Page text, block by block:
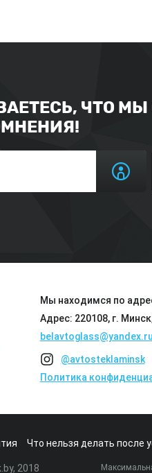
ЧТО
Мы находимся по
Адрес: 220108, г.
belavtoglass@yandex.ru
@avtosteklaminsk
Политика
Что нельзя делать после
2018